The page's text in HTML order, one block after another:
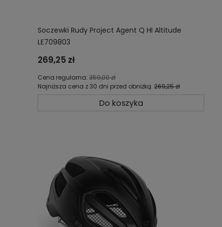
Soczewki Rudy Project Agent Q HI Altitude
LE709803
269,25 zł
Cena regularna: 359,00 zł
Najniższa cena z 30 dni przed obniżką: 269,25 zł
Do koszyka